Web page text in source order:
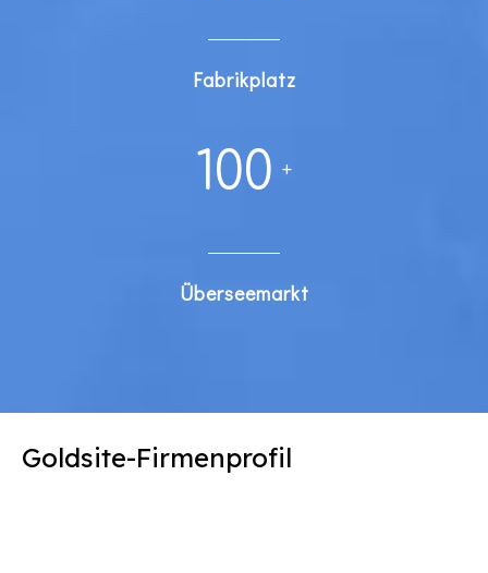
Fabrikplatz
100 +
Überseemarkt
Goldsite-Firmenprofil